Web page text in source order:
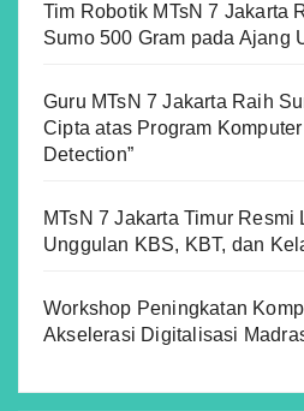
Tim Robotik MTsN 7 Jakarta
Sumo 500 Gram pada Ajang
Guru MTsN 7 Jakarta Raih
Cipta atas Program
Detection”
MTsN 7 Jakarta Timur
Unggulan KBS, KBT, dan
Workshop Peningkatan
Akselerasi Digitalisasi